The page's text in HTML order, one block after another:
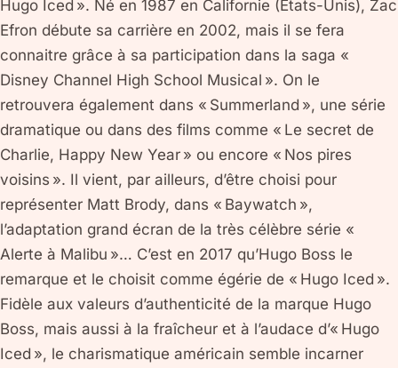
Hugo Iced ». Né en 1987 en Californie (États-Unis), Zac
Efron débute sa carrière en 2002, mais il se fera
connaitre grâce à sa participation dans la saga «
Disney Channel High School Musical ». On le
retrouvera également dans « Summerland », une série
dramatique ou dans des films comme « Le secret de
Charlie, Happy New Year » ou encore « Nos pires
voisins ». Il vient, par ailleurs, d’être choisi pour
représenter Matt Brody, dans « Baywatch »,
l’adaptation grand écran de la très célèbre série «
Alerte à Malibu »… C’est en 2017 qu’Hugo Boss le
remarque et le choisit comme égérie de « Hugo Iced ».
Fidèle aux valeurs d’authenticité de la marque Hugo
Boss, mais aussi à la fraîcheur et à l’audace d’« Hugo
Iced », le charismatique américain semble incarner